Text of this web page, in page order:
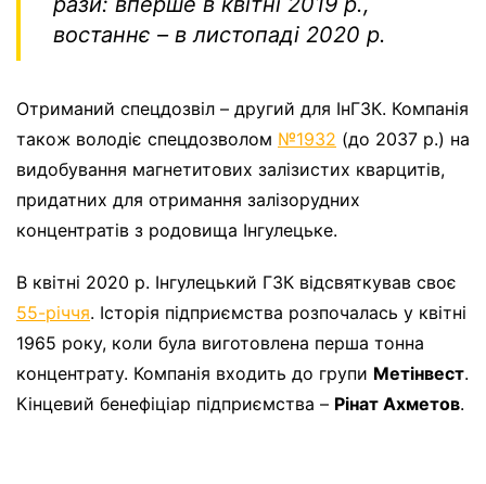
востаннє – в листопаді 2020 р.
Отриманий спецдозвіл – другий для ІнГЗК. Компанія
також володіє спецдозволом №1932 (до 2037 р.) на
видобування магнетитових залізистих кварцитів,
придатних для отримання залізорудних
концентратів з родовища Інгулецьке.
В квітні 2020 р. Інгулецький ГЗК відсвяткував своє
55-річчя. Історія підприємства розпочалась у квітні
1965 року, коли була виготовлена перша тонна
концентрату. Компанія входить до групи Метінвест.
Кінцевий бенефіціар підприємства – Рінат Ахметов.